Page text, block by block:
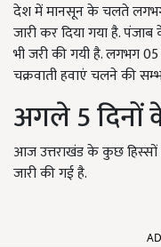
देश में मानसून के चलते लगभग
जारी कर दिया गया है.
भी जरी की गयी है. लगभग
चक्रवाती हवाएं चलने की
अगले 5 दिनों
आज उत्तराखंड के कुछ
जारी की गई है.